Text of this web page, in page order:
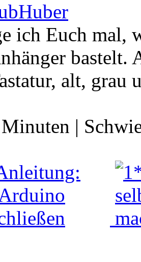
ich Euch mal,
bastelt.
alt,
|